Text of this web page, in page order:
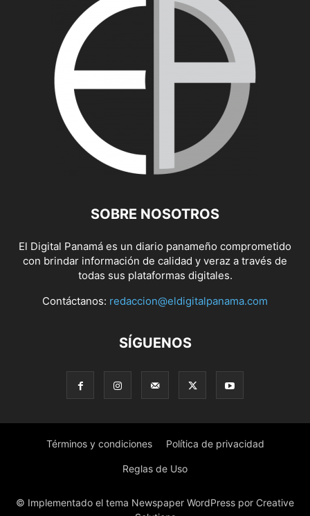
SOBRE NOSOTROS
El Digital Panamá es un diario panameño comprometido
con brindar información de calidad y veraz a través de
todas sus plataformas digitales.
Contáctanos: redaccion@eldigitalpanama.com
SÍGUENOS
Términos y condiciones Política de privacidad
Reglas de Uso
© Implementado el tema Newspaper WordPress por Creative